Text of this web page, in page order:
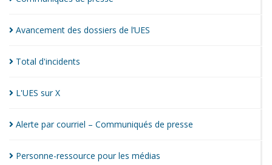
Avancement des dossiers de l’UES
Total d'incidents
L'UES surX
Alerte par courriel – Communiqués de presse
Personne-ressource pour les médias